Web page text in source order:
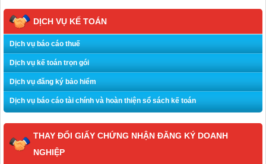
DỊCH VỤ KẾ TOÁN
Dịch vụ báo cáo thuế
Dịch vụ kế toán trọn gói
Dịch vụ đăng ký bảo hiểm
Dịch vụ báo cáo tài chính và hoàn thiện sổ sách kế toán
THAY ĐỔI GIẤY CHỨNG NHẬN ĐĂNG KÝ DOANH
NGHIỆP